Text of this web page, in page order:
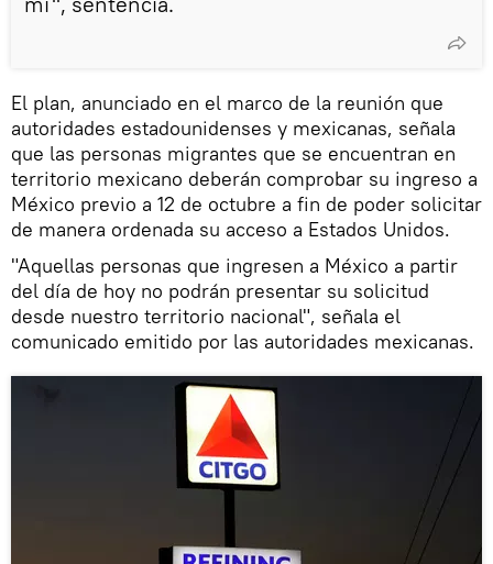
El plan, anunciado en el marco de la reunión que
autoridades estadounidenses y mexicanas, señala
que las personas migrantes que se encuentran en
territorio mexicano deberán comprobar su ingreso a
México previo a 12 de octubre a fin de poder solicitar
de manera ordenada su acceso a Estados Unidos.
"Aquellas personas que ingresen a México a partir
del día de hoy no podrán presentar su solicitud
desde nuestro territorio nacional", señala el
comunicado emitido por las autoridades mexicanas.